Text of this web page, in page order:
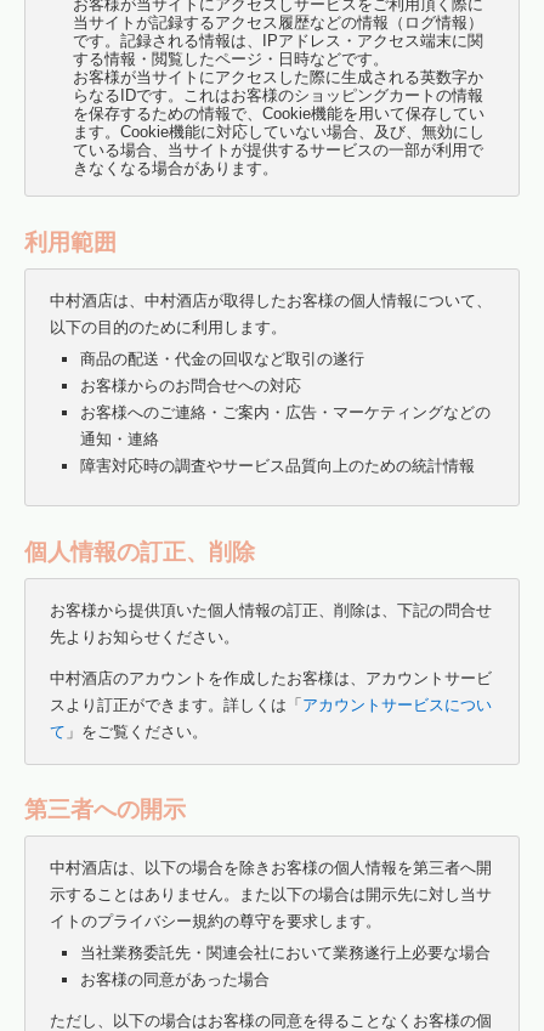
お客様が当サイトにアクセスしサービスをご利用頂く際に
当サイトが記録するアクセス履歴などの情報（ログ情報）
です。記録される情報は、IPアドレス・アクセス端末に関
する情報・閲覧したページ・日時などです。
お客様が当サイトにアクセスした際に生成される英数字か
らなるIDです。これはお客様のショッピングカートの情報
を保存するための情報で、Cookie機能を用いて保存してい
ます。Cookie機能に対応していない場合、及び、無効にし
ている場合、当サイトが提供するサービスの一部が利用で
きなくなる場合があります。
利用範囲
中村酒店は、中村酒店が取得したお客様の個人情報について、
以下の目的のために利用します。
商品の配送・代金の回収など取引の遂行
お客様からのお問合せへの対応
お客様へのご連絡・ご案内・広告・マーケティングなどの
通知・連絡
障害対応時の調査やサービス品質向上のための統計情報
個人情報の訂正、削除
お客様から提供頂いた個人情報の訂正、削除は、下記の問合せ
先よりお知らせください。
中村酒店のアカウントを作成したお客様は、アカウントサービ
スより訂正ができます。詳しくは「アカウントサービスについ
て 」をご覧ください。
第三者への開示
中村酒店は、以下の場合を除きお客様の個人情報を第三者へ開
示することはありません。また以下の場合は開示先に対し当サ
イトのプライバシー規約の尊守を要求します。
当社業務委託先・関連会社において業務遂行上必要な場合
お客様の同意があった場合
ただし、以下の場合はお客様の同意を得ることなくお客様の個